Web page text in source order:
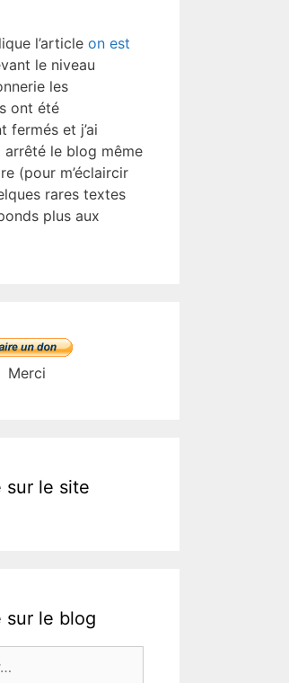
l’article on est
le niveau
les
ont été
fermés et j’ai
arrêté le blog même
(pour m’éclaircir
rares textes
plus aux
Merci
sur le site
sur le blog